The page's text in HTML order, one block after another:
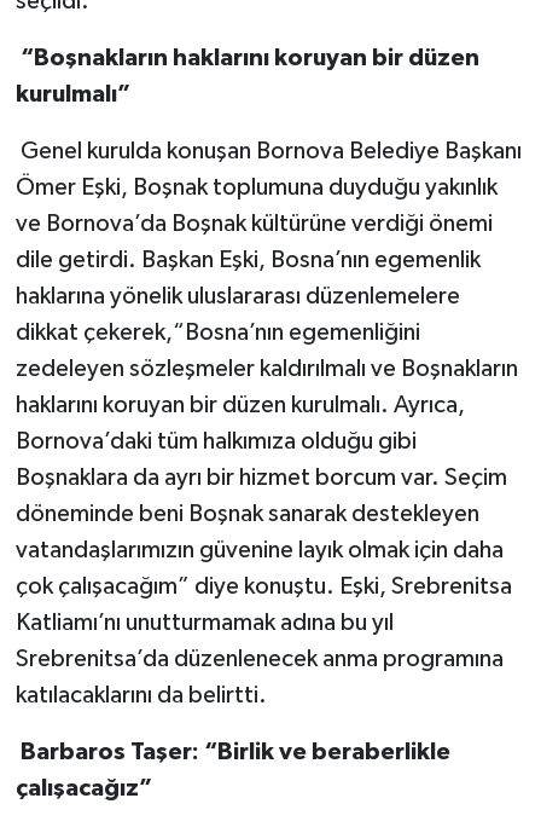
“Boşnakların haklarını koruyan bir düzen
kurulmalı”
Genel kurulda konuşan Bornova Belediye Başkanı
Ömer Eşki, Boşnak toplumuna duyduğu yakınlık
ve Bornova’da Boşnak kültürüne verdiği önemi
dile getirdi. Başkan Eşki, Bosna’nın egemenlik
haklarına yönelik uluslararası düzenlemelere
dikkat çekerek,“Bosna’nın egemenliğini
zedeleyen sözleşmeler kaldırılmalı ve Boşnakların
haklarını koruyan bir düzen kurulmalı. Ayrıca,
Bornova’daki tüm halkımıza olduğu gibi
Boşnaklara da ayrı bir hizmet borcum var. Seçim
döneminde beni Boşnak sanarak destekleyen
vatandaşlarımızın güvenine layık olmak için daha
çok çalışacağım” diye konuştu. Eşki, Srebrenitsa
Katliamı’nı unutturmamak adına bu yıl
Srebrenitsa’da düzenlenecek anma programına
katılacaklarını da belirtti.
Barbaros Taşer: “Birlik ve beraberlikle
çalışacağız”